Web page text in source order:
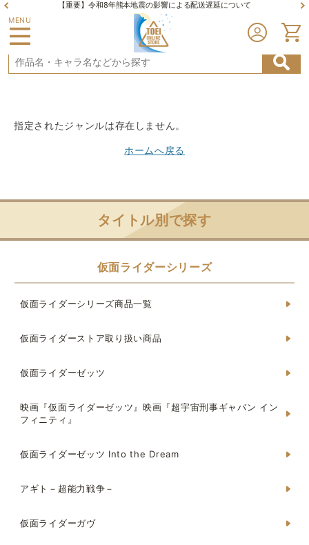
【重要】令和8年熊本地震の影響による配送遅延について
MENU
指定されたジャンルは存在しません。
ホームへ戻る
タイトル別で探す
仮面ライダーシリーズ
仮面ライダーシリーズ商品一覧
仮面ライダーストア取り扱い商品
仮面ライダーゼッツ
映画『仮面ライダーゼッツ』映画『超宇宙刑事ギャバン イン
フィニティ』
仮面ライダーゼッツ Into the Dream
アギト－超能力戦争－
仮面ライダーガヴ